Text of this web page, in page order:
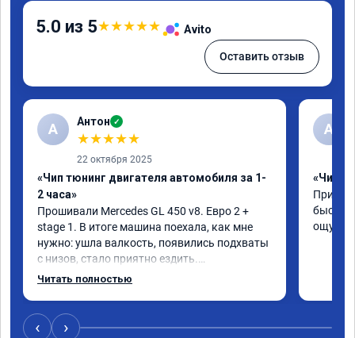
5.0 из 5★★★★★ Avito
Оставить отзыв
А Антон ✓
★★★★★
22 октября 2025
«Чип тюнинг двигателя автомобиля за 1-
2 часа»
Прошивали Mercedes GL 450 v8. Евро 2 +
stage 1. В итоге машина поехала, как мне
нужно: ушла валкость, появились подхваты
с низов, стало приятно ездить.
Одни из лучших трат, в авто! 🔥
Читать полностью
A
«Чип
‹ ›